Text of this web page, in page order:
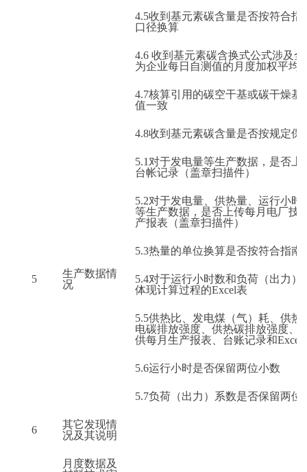
4.5收到基元素碳含量是否按符合指
口径换算
4.6 收到基元素碳含换式公式涉及
为企业每日自测值的月度加权平均
4.7核算引用的碳空干基或碳干燥基
值一致
4.8收到基元素碳含量是否按规定保
5
生产数据情
况
5.1 对于发电量等生产数据，是否上
台帐记录（盖章扫描件）
5.2对于发电量、供热量、运行小时
等生产数据，是否上传每月电厂技
产报表（盖章扫描件）
5.3热量的单位换算是否按符合指南
5.4对于运行小时数和负荷（出力）
体现计算过程的Excel表
5.5供热比、发电煤（气）耗、供热
电碳排放强度、供热碳排放强度、
供每月生产报表、台账记录和Excel
5.6运行小时是否保留两位小数
5.7负荷（出力）系数是否保留两位
6
其它发现情
况及其说明
月度数据及